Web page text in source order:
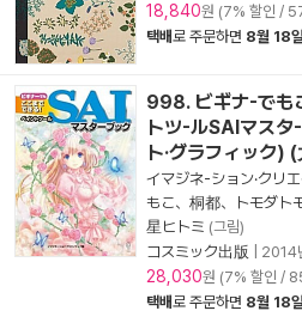
18,840원 (7% 할인 /
택배로 주문하면 8월 18
998. ビギナ-でも
トツ-ルSAIマスタ
ト·グラフィック)
イマジネ-ション·クリ
もこ、桐都、トモダト
星ヒトミ (그림)
コスミック出版
2014
28,030원 (7% 할인 /
택배로 주문하면 8월 18